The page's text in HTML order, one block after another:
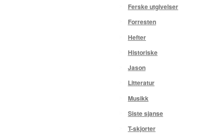
Ferske utgivelser
Forresten
Hefter
Historiske
Jason
Litteratur
Musikk
Siste sjanse
T-skjorter